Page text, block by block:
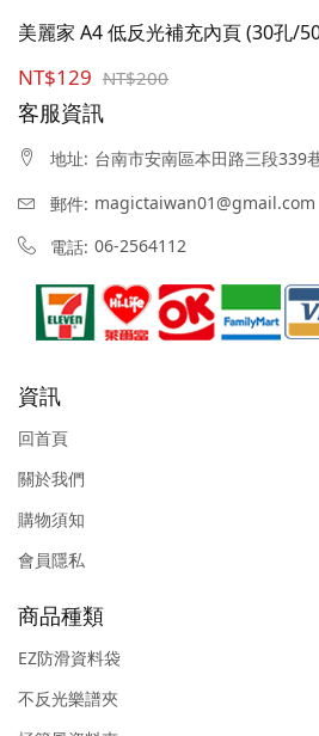
美麗家 A4 低反光補充內頁 (30孔/
NT$129 NT$200
客服資訊
地址: 台南市安南區本田路三段339
郵件: magictaiwan01@gmail.com
電話: 06-2564112
資訊
回首頁
關於我們
購物須知
會員隱私
商品種類
EZ防滑資料袋
不反光樂譜夾